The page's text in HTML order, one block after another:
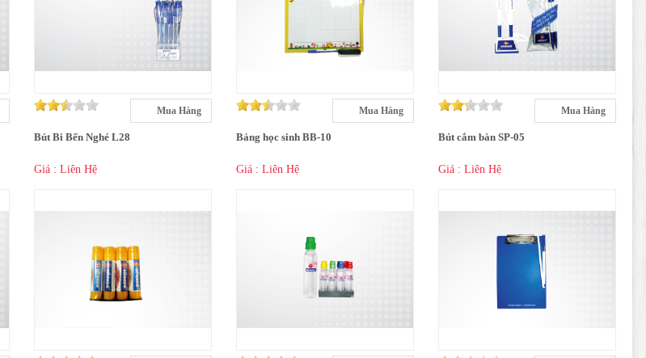
Mua Hàng
Bút Bi Bến Nghé L28
Giá : Liên Hệ
Mua Hàng
Bảng học sinh BB-10
Giá : Liên Hệ
Mua Hàng
Bút cắm bàn SP-05
Giá : Liên Hệ